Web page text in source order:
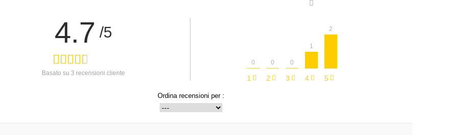
4.7 /5
Basato su 3 recensioni cliente
1
0
2
0
3
0
4
1
5
2
Ordina recensioni per :